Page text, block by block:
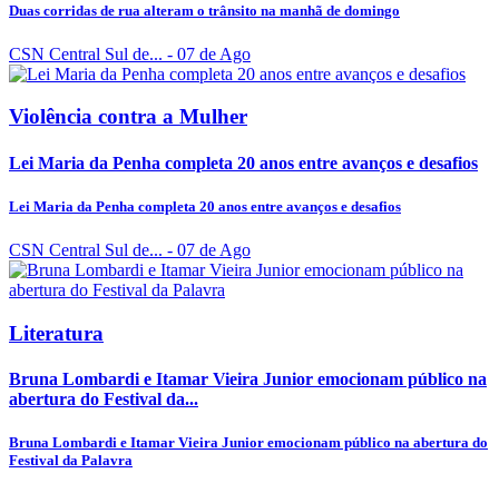
Duas corridas de rua alteram o trânsito na manhã de domingo
CSN Central Sul de... - 07 de Ago
Violência contra a Mulher
Lei Maria da Penha completa 20 anos entre avanços e desafios
Lei Maria da Penha completa 20 anos entre avanços e desafios
CSN Central Sul de... - 07 de Ago
Literatura
Bruna Lombardi e Itamar Vieira Junior emocionam público na
abertura do Festival da...
Bruna Lombardi e Itamar Vieira Junior emocionam público na abertura do
Festival da Palavra